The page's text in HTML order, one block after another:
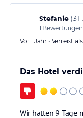
Stefanie (
1 Bewertungen
Vor 1 Jahr • Verreist
Das Hotel
Wir hatten 9 Tage